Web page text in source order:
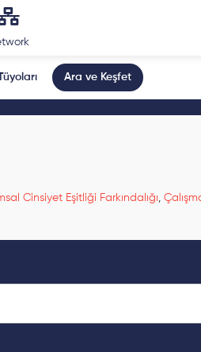
Ara ve Keşfet
Cinsiyet Eşitliği Farkındalığı,